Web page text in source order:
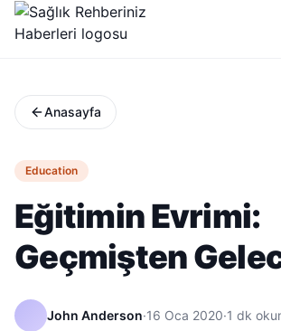
Anasayfa
Education
Eğitimin Evrimi:
Geçmişten
John Anderson·16 Oca 2020·1 dk